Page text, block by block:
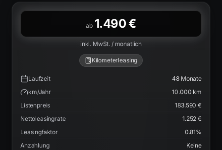
ab 1.490 €
inkl. MwSt. / monatlich
Kilometerleasing
Laufzeit 48 Monate
km/Jahr
10.000 km
Listenpreis
183.590 €
Nettoleasingrate
1.252 €
Leasingfaktor
0.81%
Anzahlung
Keine